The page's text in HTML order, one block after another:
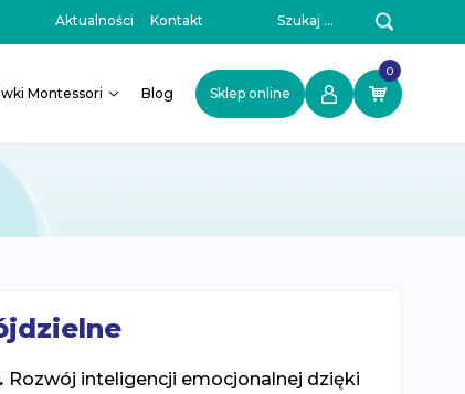
Aktualności Kontakt
Montessori Blog Sklep online
0
Rozwój inteligencji emocjonalnej dzięki